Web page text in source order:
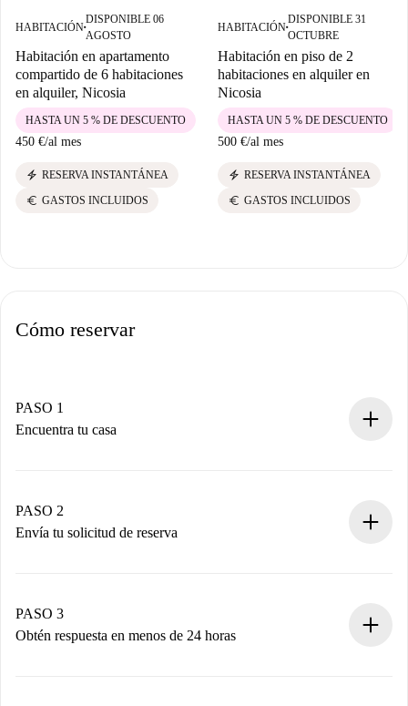
HABITACIÓN■
DISPONIBLE 06
AGOSTO
Habitación en apartamento
compartido de 6 habitaciones
en alquiler, Nicosia
450 €/al mes
HASTA UN 5 % DE DESCUENTO
electric_bolt RESERVA INSTANTÁNEA
euro GASTOS INCLUIDOS
HABITACIÓN■
DISPONIBLE 31
OCTUBRE
Habitación en piso de 2
habitaciones en alquiler en
Nicosia
500 €/al mes
HASTA UN 5 % DE DESCUENTO
electric_bolt RESERVA INSTANTÁNEA
euro GASTOS INCLUIDOS
Cómo reservar
PASO 1
Encuentra tu casa
Tienes toda la información necesaria por adelantado.
PASO 2
Envía tu solicitud de reserva
propietario acepte.
PASO 3
Obtén respuesta en menos de 24 horas